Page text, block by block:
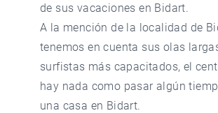
de sus vacaciones en Bidart.
A la mención de la localidad de
tenemos en cuenta sus olas
surfistas más capacitados, el
hay nada como pasar algún
una casa en Bidart.